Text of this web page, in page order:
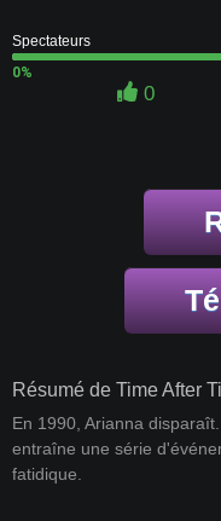
Spectateurs
0%
0
Résumé de Time After
En 1990, Arianna
entraîne une série
fatidique.